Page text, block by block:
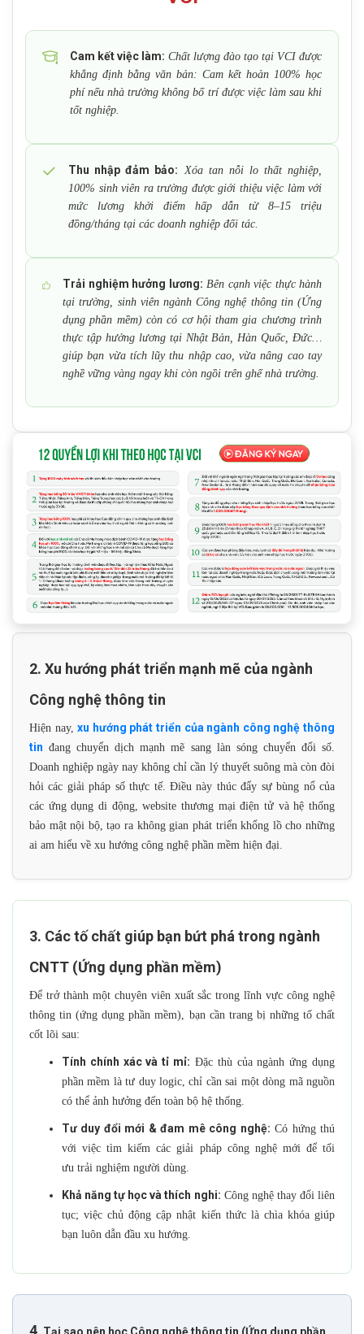
Cam kết việc làm: Chất lượng đào tạo tại VCI được
khẳng định bằng văn bản: Cam kết hoàn 100% học
phí nếu nhà trường không bố trí được việc làm sau khi
tốt nghiệp.
Thu nhập đảm bảo: Xóa tan nỗi lo thất nghiệp,
100% sinh viên ra trường được giới thiệu việc làm với
mức lương khởi điểm hấp dẫn từ 8–15 triệu
đồng/tháng tại các doanh nghiệp đối tác.
Trải nghiệm hưởng lương: Bên cạnh việc thực hành
tại trường, sinh viên ngành Công nghệ thông tin (Ứng
dụng phần mềm) còn có cơ hội tham gia chương trình
thực tập hưởng lương tại Nhật Bản, Hàn Quốc, Đức…
giúp bạn vừa tích lũy thu nhập cao, vừa nâng cao tay
nghề vững vàng ngay khi còn ngồi trên ghế nhà trường.
2. Xu hướng phát triển mạnh mẽ của ngành
Công nghệ thông tin
Hiện nay,xu hướng phát triển của ngành công nghệ thông
tin đang chuyển dịch mạnh mẽ sang làn sóng chuyển đổi số.
Doanh nghiệp ngày nay không chỉ cần lý thuyết suông mà còn đòi
hỏi các giải pháp số thực tế. Điều này thúc đẩy sự bùng nổ của
các ứng dụng di động, website thương mại điện tử và hệ thống
bảo mật nội bộ, tạo ra không gian phát triển khổng lồ cho những
ai am hiểu về xu hướng công nghệ phần mềm hiện đại.
3. Các tố chất giúp bạn bứt phá trong ngành
CNTT (Ứng dụng phần mềm)
Để trở thành một chuyên viên xuất sắc trong lĩnh vực công nghệ
thông tin (ứng dụng phần mềm), bạn cần trang bị những tố chất
cốt lõi sau:
Tính chính xác và tỉ mỉ: Đặc thù của ngành ứng dụng
phần mềm là tư duy logic, chỉ cần sai một dòng mã nguồn
có thể ảnh hưởng đến toàn bộ hệ thống.
Tư duy đổi mới & đam mê công nghệ: Có hứng thú
với việc tìm kiếm các giải pháp công nghệ mới để tối
ưu trải nghiệm người dùng.
Khả năng tự học và thích nghi: Công nghệ thay đổi liên
tục; việc chủ động cập nhật kiến thức là chìa khóa giúp
bạn luôn dẫn đầu xu hướng.